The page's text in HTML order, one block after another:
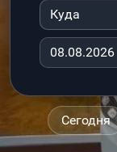
Куда
Сегодня